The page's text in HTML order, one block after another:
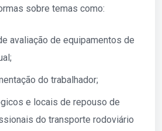
sobre temas como:
avaliação de equipamentos de
do trabalhador;
e locais de repouso de
do transporte rodoviário